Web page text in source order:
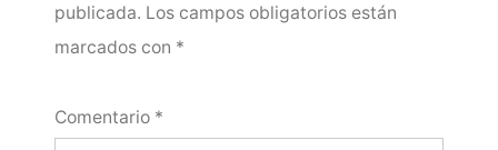
publicada. Los campos obligatorios están
marcados con *
Comentario *